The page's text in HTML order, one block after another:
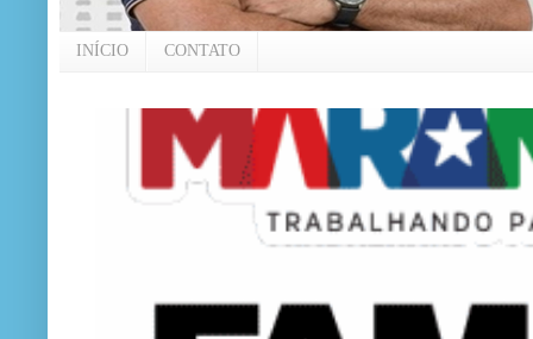
INÍCIO CONTATO